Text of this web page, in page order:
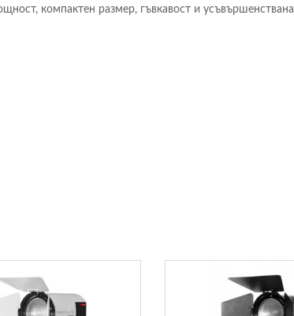
компактен размер, гъвкавост и усъвършенствана